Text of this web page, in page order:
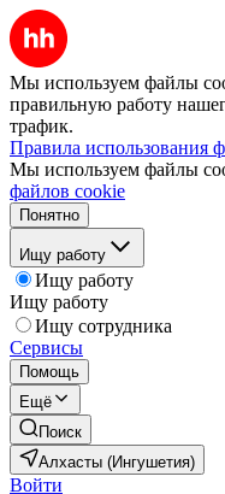
Мы используем файлы
правильную работу
трафик.
Правила использования
Мы используем файлы
файлов cookie
Понятно
Ищу работу
Ищу работу
Ищу работу
Ищу сотрудника
Сервисы
Помощь
Ещё
Поиск
Алхасты (Ингушетия)
Войти